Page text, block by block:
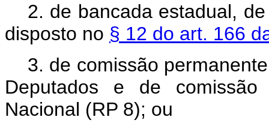
2. de bancada estadual,
disposto no § 12 do art. 166
3. de comissão
Deputados e de
Nacional (RP 8); ou